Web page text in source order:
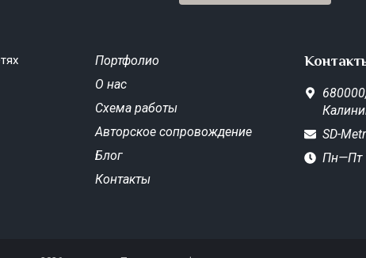
Портфолио
О нас
Схема работы
Авторское сопровождение
Блог
Контакты
680000,
SD-
Пн—Пт